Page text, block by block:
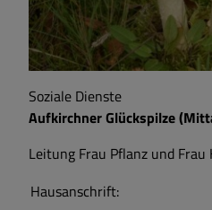
Soziale Dienste
Aufkirchner Glückspilze
Leitung Frau Pflanz und Frau
Hausanschrift: